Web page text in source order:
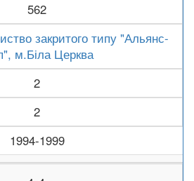
562
закритого типу "Альянс-
м.Біла Церква
2
2
1994-1999